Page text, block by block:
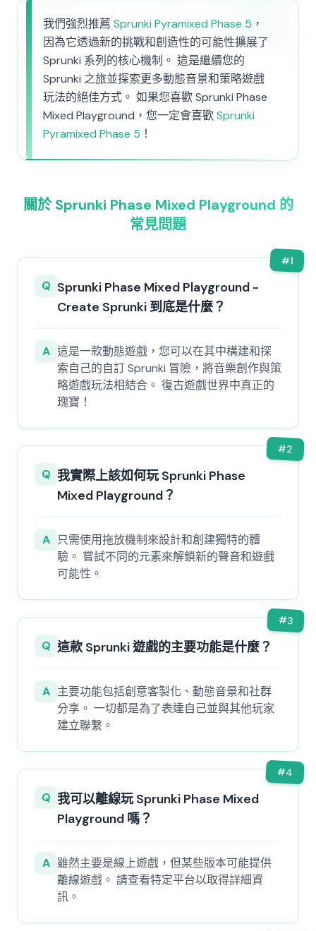
我們強烈推薦 Sprunki Pyramixed Phase 5 ，
因為它透過新的挑戰和創造性的可能性擴展了
Sprunki 系列的核心機制。 這是繼續您的
Sprunki 之旅並探索更多動態音景和策略遊戲
玩法的絕佳方式。 如果您喜歡 Sprunki Phase
Mixed Playground，您一定會喜歡Sprunki
Pyramixed Phase 5 ！
關於 Sprunki Phase Mixed Playground 的
常見問題
#1
Q Sprunki Phase Mixed Playground -
Create Sprunki 到底是什麼？
A 這是一款動態遊戲，您可以在其中構建和探
索自己的自訂 Sprunki 冒險，將音樂創作與策
略遊戲玩法相結合。 復古遊戲世界中真正的
瑰寶！
#2
Q 我實際上該如何玩 Sprunki Phase
Mixed Playground？
A 只需使用拖放機制來設計和創建獨特的體
驗。 嘗試不同的元素來解鎖新的聲音和遊戲
可能性。
#3
Q 這款 Sprunki 遊戲的主要功能是什麼？
A 主要功能包括創意客製化、動態音景和社群
分享。 一切都是為了表達自己並與其他玩家
建立聯繫。
#4
Q 我可以離線玩 Sprunki Phase Mixed
Playground 嗎？
A 雖然主要是線上遊戲，但某些版本可能提供
離線遊戲。 請查看特定平台以取得詳細資
訊。